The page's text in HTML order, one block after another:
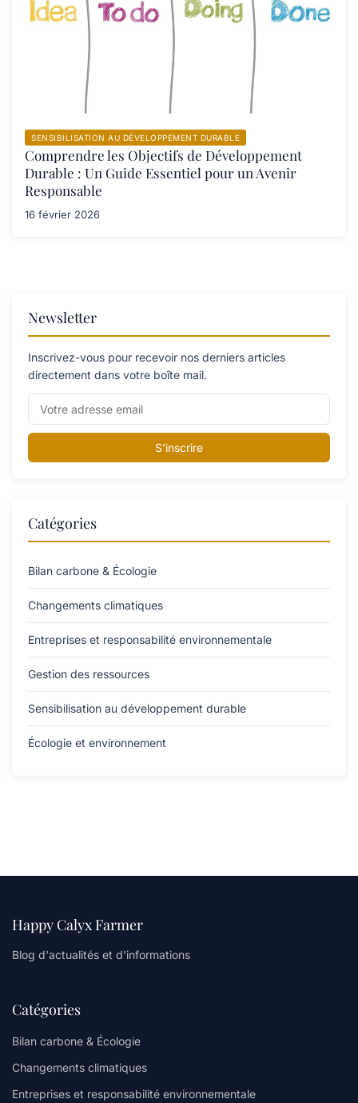
SENSIBILISATION AU DÉVELOPPEMENT DURABLE
Comprendre les Objectifs de Développement
Durable : Un Guide Essentiel pour un Avenir
Responsable
16 février 2026
Newsletter
Inscrivez-vous pour recevoir nos derniers articles
directement dans votre boîte mail.
S'inscrire
Catégories
Bilan carbone & Écologie
Changements climatiques
Entreprises et responsabilité environnementale
Gestion des ressources
Sensibilisation au développement durable
Écologie et environnement
Happy Calyx Farmer
Blog d'actualités et d'informations
Catégories
Bilan carbone & Écologie
Changements climatiques
Entreprises et responsabilité environnementale